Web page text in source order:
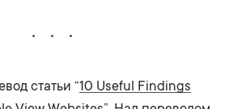
статьи “10 Useful Findings